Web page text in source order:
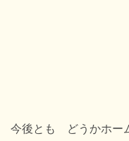
今後とも どうかホー